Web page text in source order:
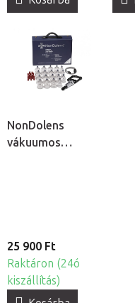
NonDolens
vákuumos
25 900 Ft
Raktáron (24ó
kiszállítás)